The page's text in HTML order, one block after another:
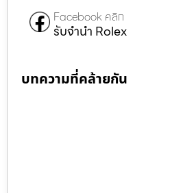
Facebook คลิก
รับจำนำ Rolex
บทความที่คล้ายกัน